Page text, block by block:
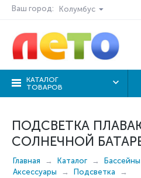
Ваш город: Колумбус
КАТАЛОГ
ТОВАРОВ
ПОДСВЕТКА
СОЛНЕЧНОЙ
Главная Каталог
Аксессуары
Подсветка